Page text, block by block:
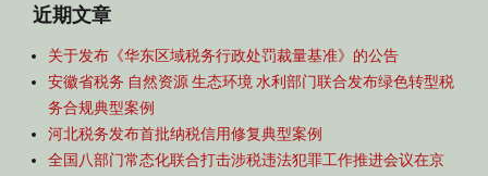
近期文章
关于发布《华东区域税务行政处罚裁量基准》的公告
安徽省税务 自然资源 生态环境 水利部门联合发布绿色转型税
务合规典型案例
河北税务发布首批纳税信用修复典型案例
全国八部门常态化联合打击涉税违法犯罪工作推进会议在京